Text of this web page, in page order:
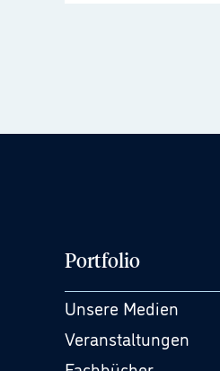
Portfolio
Unsere Medien
Veranstaltungen